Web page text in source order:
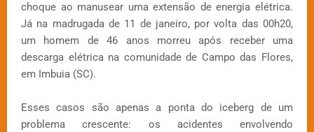
choque ao manusear uma extensão de energia elétrica.
Já na madrugada de 11 de janeiro, por volta das 00h20,
um homem de 46 anos morreu após receber uma
descarga elétrica na comunidade de Campo das Flores,
em Imbuia (SC).
Esses casos são apenas a ponta do iceberg de um
problema crescente: os acidentes envolvendo